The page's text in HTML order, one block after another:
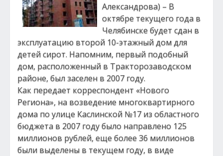
Александрова) – В
октябре текущего года в
Челябинске будет сдан в
эксплуатацию второй 10-этажный дом для
детей сирот. Напомним, первый подобный
дом, расположенный в Тракторозаводском
районе, был заселен в 2007 году.
Как передает корреспондент «Нового
Региона», на возведение многоквартирного
дома по улице Каслинской №17 из областного
бюджета в 2007 году было направлено 125
миллионов рублей, еще более 36 миллионов
были выделены в текущем году, в виде